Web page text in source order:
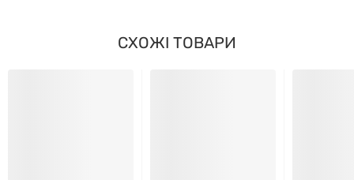
Не містить стимуляторів
СХОЖІ ТОВАРИ